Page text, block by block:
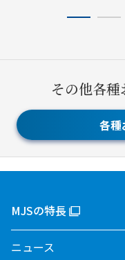
その他各
各種
MJSの特長
ニュース